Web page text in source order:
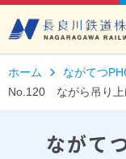
ホーム
ながてつ
No.120 ながら吊り上
ながて